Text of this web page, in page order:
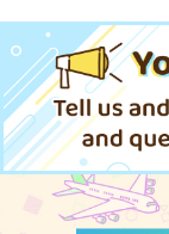
935円（税込）
サンプル
作品詳細